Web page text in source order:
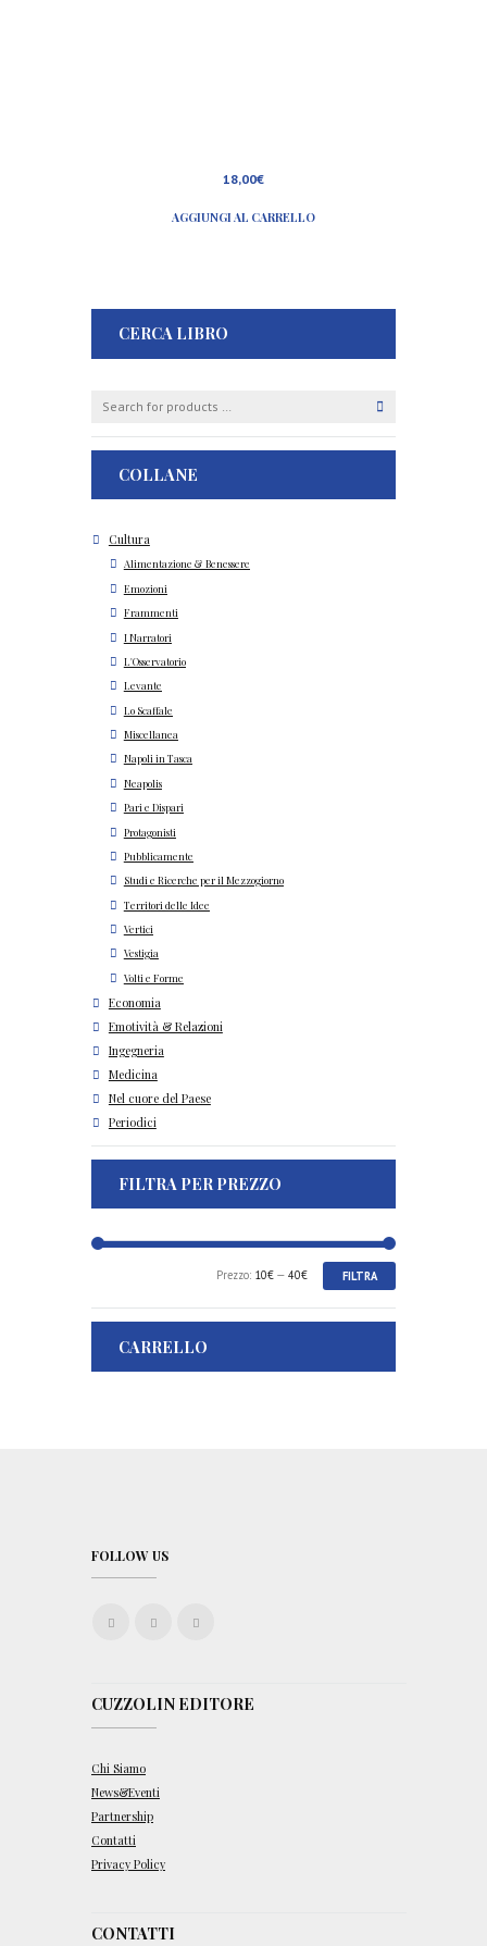
18,00€
AGGIUNGI AL CARRELLO
CERCA LIBRO
COLLANE
Cultura
Alimentazione & Benessere
Emozioni
Frammenti
I Narratori
L'Osservatorio
Levante
Lo Scaffale
Miscellanea
Napoli in Tasca
Neapolis
Pari e Dispari
Protagonisti
Pubblicamente
Studi e Ricerche per il Mezzogiorno
Territori delle Idee
Vertici
Vestigia
Volti e Forme
Economia
Emotività & Relazioni
Ingegneria
Medicina
Nel cuore del Paese
Periodici
FILTRA PER PREZZO
FILTRA
Prezzo: 10€— 40€
CARRELLO
FOLLOW US
CUZZOLIN EDITORE
Chi Siamo
News&Eventi
Partnership
Contatti
Privacy Policy
CONTATTI